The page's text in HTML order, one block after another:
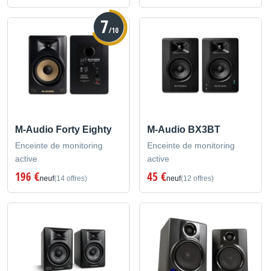
7/10
M-Audio Forty Eighty
Enceinte de monitoring
active
196 €neuf(14 offres)
M-Audio BX3BT
Enceinte de monitoring
active
45 €neuf(12 offres)